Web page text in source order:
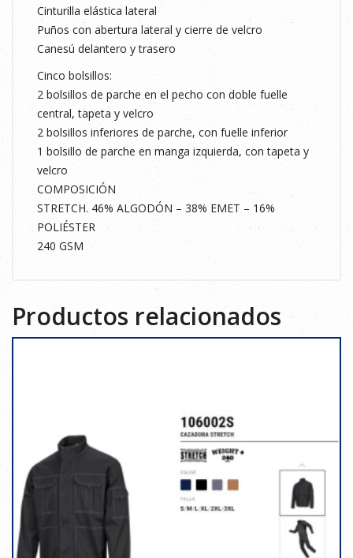
Cinturilla elástica lateral
Puños con abertura lateral y cierre de velcro
Canesú delantero y trasero
Cinco bolsillos:
2 bolsillos de parche en el pecho con doble fuelle
central, tapeta y velcro
2 bolsillos inferiores de parche, con fuelle inferior
1 bolsillo de parche en manga izquierda, con tapeta y
velcro
COMPOSICIÓN
STRETCH. 46% ALGODÓN – 38% EMET – 16%
POLIÉSTER
240 GSM
Productos relacionados